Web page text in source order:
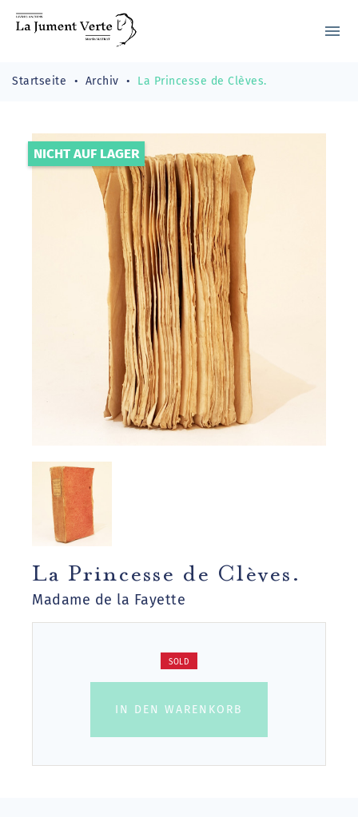
menu
Startseite Archiv La Princesse de Clèves.
NICHT AUF LAGER
La Princesse de Clèves.
Madame de la Fayette
SOLD
IN DEN WARENKORB